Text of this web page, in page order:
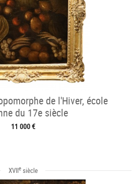
de l'Hiver, école
du 17e siècle
11 000 €
XVIIesiècle